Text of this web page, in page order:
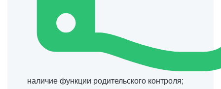
наличие функции родительского контроля;